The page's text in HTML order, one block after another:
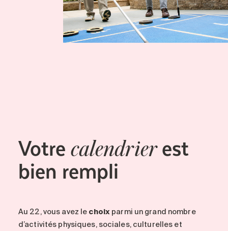
Commerces intégrés
Services optionnels
Courte durée
Notre approche
Les 8 étapes d’emménagement
Emplois
Votre calendrierest
bien rempli
Au 22, vous avez le choix parmi un grand nombre
d’activités physiques, sociales, culturelles et